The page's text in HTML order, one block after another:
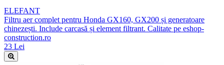
ELEFANT
Filtru aer complet pentru Honda GX160, GX200 și generatoare
chinezești. Include carcasă și element filtrant. Calitate pe eshop-
construction.ro
23 Lei